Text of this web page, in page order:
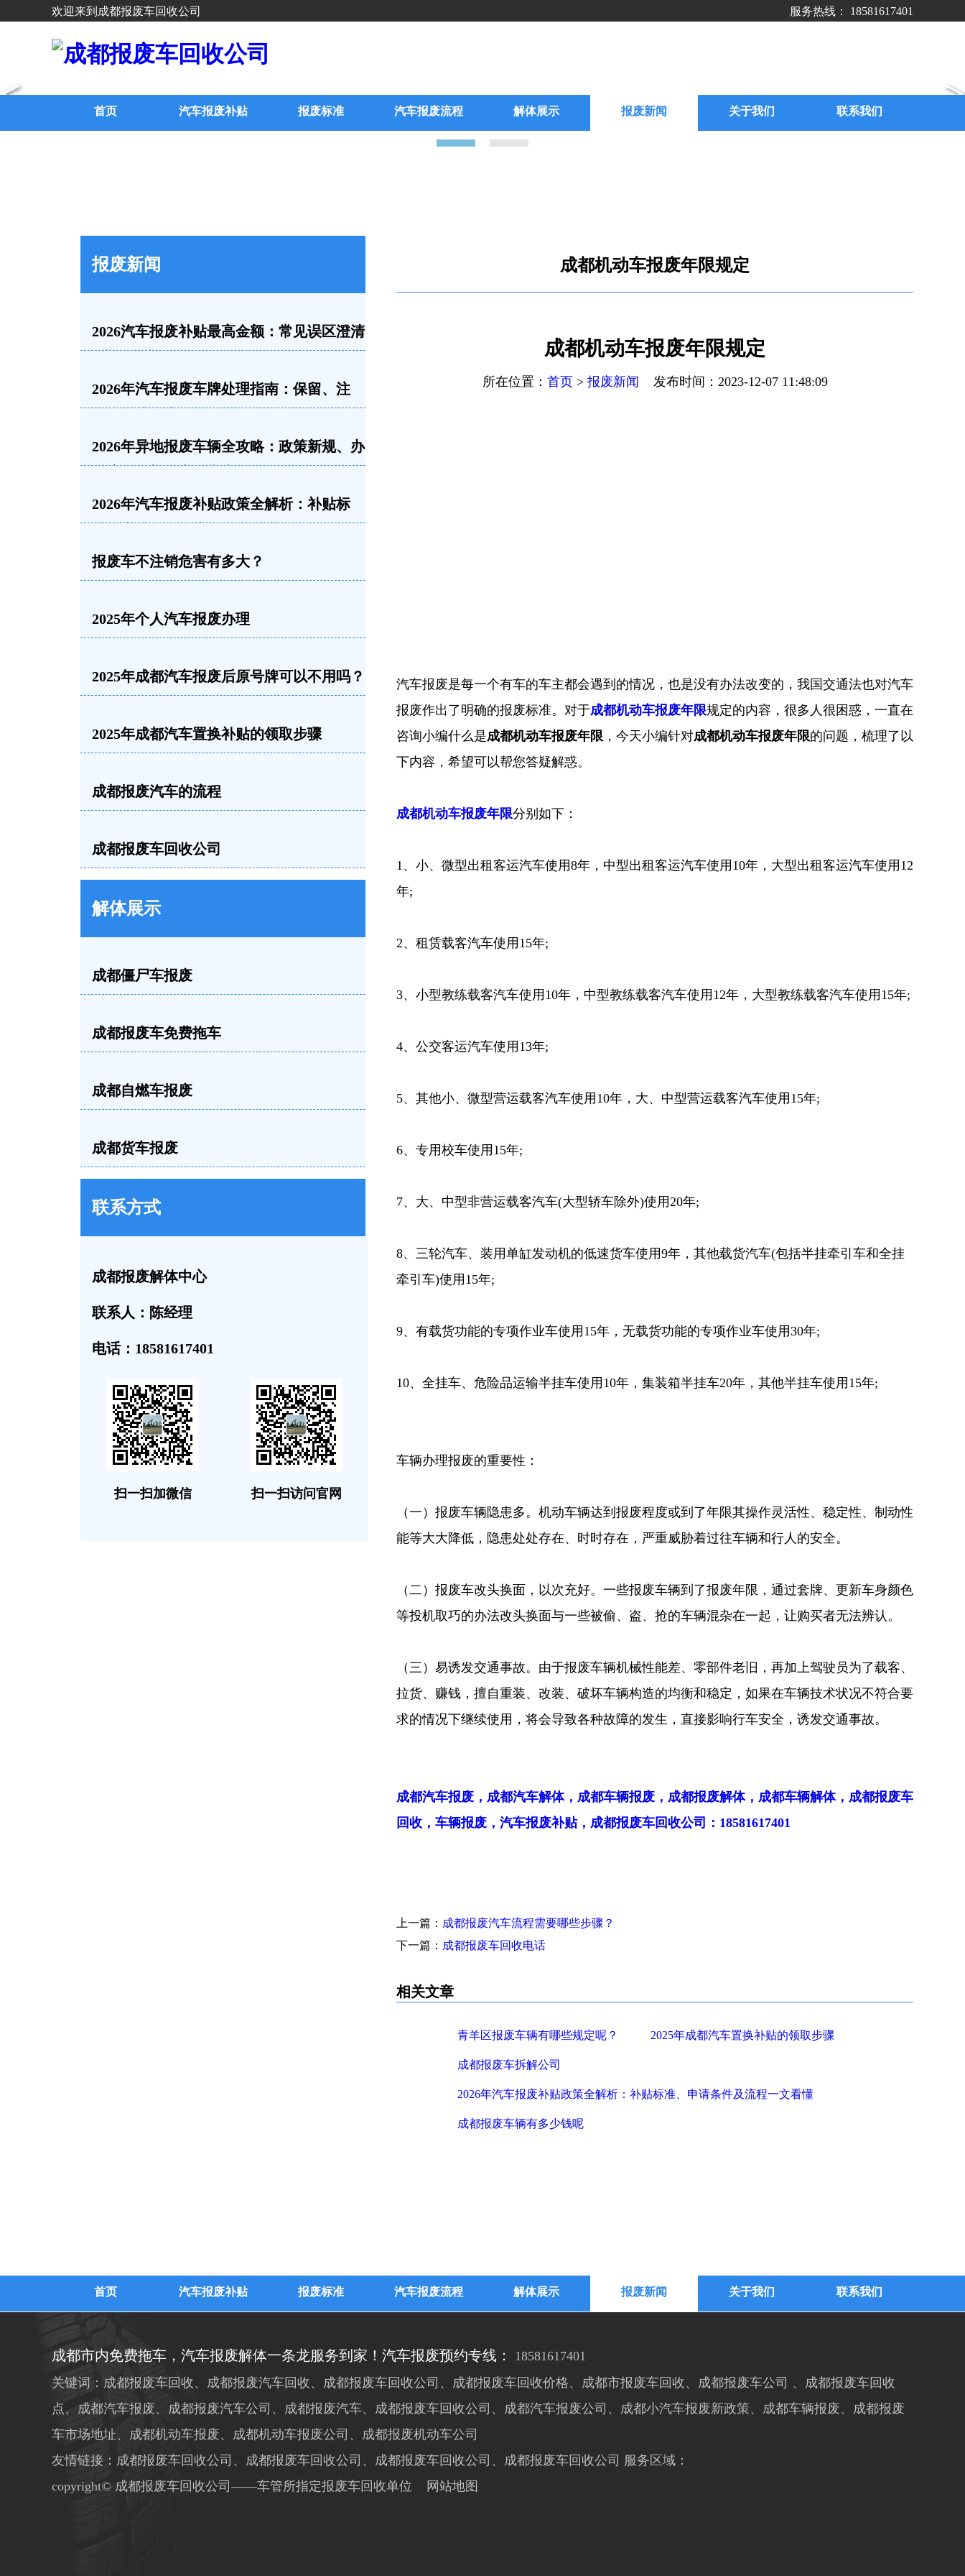
欢迎来到成都报废车回收公司 服务热线： 18581617401
首页 汽车报废补贴 报废标准 汽车报废流程 解体展示 报废新闻 关于我们 联系我们
< >
报废新闻
2026汽车报废补贴最高金额：常见误区澄清
2026年汽车报废车牌处理指南：保留、注
2026年异地报废车辆全攻略：政策新规、办
2026年汽车报废补贴政策全解析：补贴标
报废车不注销危害有多大？
2025年个人汽车报废办理
2025年成都汽车报废后原号牌可以不用吗？
2025年成都汽车置换补贴的领取步骤
成都报废汽车的流程
成都报废车回收公司
解体展示
成都僵尸车报废
成都报废车免费拖车
成都自燃车报废
成都货车报废
联系方式
成都报废解体中心
联系人：陈经理
电话：18581617401
扫一扫加微信 扫一扫访问官网
成都机动车报废年限规定
成都机动车报废年限规定
所在位置： 首页> 报废新闻 发布时间：2023-12-07 11:48:09
汽车报废是每一个有车的车主都会遇到的情况，也是没有办法改变的，我国交通法也对汽车
报废作出了明确的报废标准。对于成都机动车报废年限规定的内容，很多人很困惑，一直在
咨询小编什么是成都机动车报废年限 ，今天小编针对成都机动车报废年限的问题，梳理了以
下内容，希望可以帮您答疑解惑。
成都机动车报废年限分别如下：
1、小、微型出租客运汽车使用8年，中型出租客运汽车使用10年，大型出租客运汽车使用12
年;
2、租赁载客汽车使用15年;
3、小型教练载客汽车使用10年，中型教练载客汽车使用12年，大型教练载客汽车使用15年;
4、公交客运汽车使用13年;
5、其他小、微型营运载客汽车使用10年，大、中型营运载客汽车使用15年;
6、专用校车使用15年;
7、大、中型非营运载客汽车(大型轿车除外)使用20年;
8、三轮汽车、装用单缸发动机的低速货车使用9年，其他载货汽车(包括半挂牵引车和全挂
牵引车)使用15年;
9、有载货功能的专项作业车使用15年，无载货功能的专项作业车使用30年;
10、全挂车、危险品运输半挂车使用10年，集装箱半挂车20年，其他半挂车使用15年;
车辆办理报废的重要性：
（一）报废车辆隐患多。机动车辆达到报废程度或到了年限其操作灵活性、稳定性、制动性
能等大大降低，隐患处处存在、时时存在，严重威胁着过往车辆和行人的安全。
（二）报废车改头换面，以次充好。一些报废车辆到了报废年限，通过套牌、更新车身颜色
等投机取巧的办法改头换面与一些被偷、盗、抢的车辆混杂在一起，让购买者无法辨认。
（三）易诱发交通事故。由于报废车辆机械性能差、零部件老旧，再加上驾驶员为了载客、
拉货、赚钱，擅自重装、改装、破坏车辆构造的均衡和稳定，如果在车辆技术状况不符合要
求的情况下继续使用，将会导致各种故障的发生，直接影响行车安全，诱发交通事故。
成都汽车报废，成都汽车解体，成都车辆报废，成都报废解体，成都车辆解体，成都报废车
回收，车辆报废，汽车报废补贴，成都报废车回收公司：18581617401
上一篇： 成都报废汽车流程需要哪些步骤？
下一篇： 成都报废车回收电话
相关文章
青羊区报废车辆有哪些规定呢？ 2025年成都汽车置换补贴的领取步骤
成都报废车拆解公司
2026年汽车报废补贴政策全解析：补贴标准、申请条件及流程一文看懂
成都报废车辆有多少钱呢
首页 汽车报废补贴 报废标准 汽车报废流程 解体展示 报废新闻 关于我们 联系我们
成都市内免费拖车，汽车报废解体一条龙服务到家！汽车报废预约专线：
18581617401
关键词：成都报废车回收、成都报废汽车回收、成都报废车回收公司、成都报废车回收价格、成都市报废车回收、成都报废车公司 、成都报废车回收
点、成都汽车报废、成都报废汽车公司、成都报废汽车、成都报废车回收公司、成都汽车报废公司、成都小汽车报废新政策、成都车辆报废、成都报废
车市场地址、成都机动车报废、成都机动车报废公司、成都报废机动车公司
友情链接：成都报废车回收公司、成都报废车回收公司、成都报废车回收公司、成都报废车回收公司
服务区域：
copyright© 成都报废车回收公司——车管所指定报废车回收单位
网站地图